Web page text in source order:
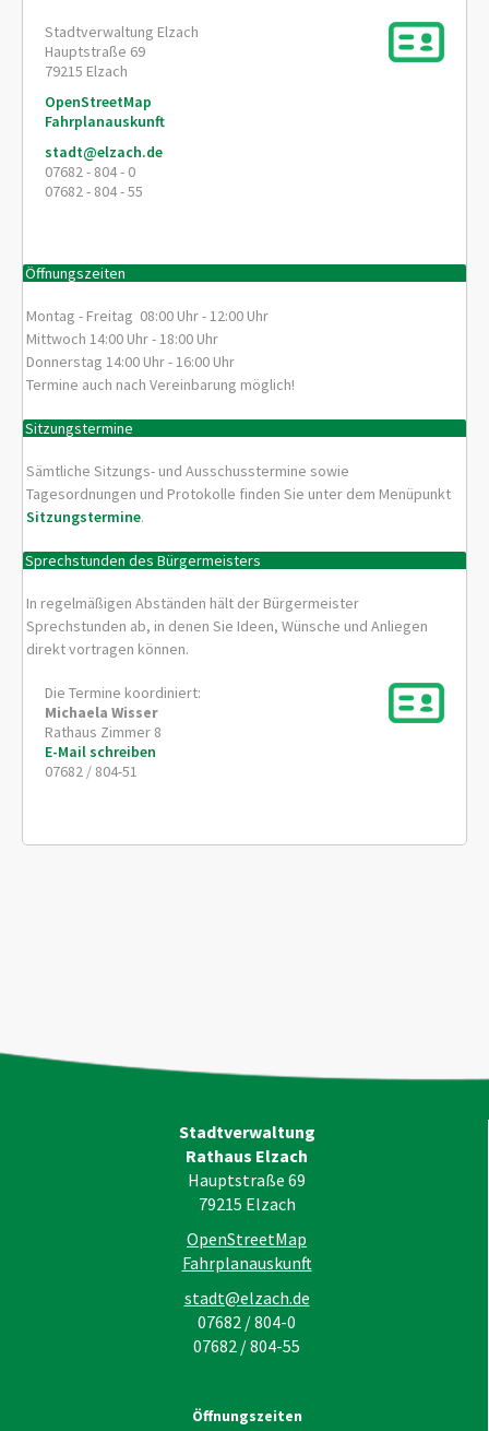
Stadtverwaltung Elzach
Hauptstraße 69
79215 Elzach
OpenStreetMap
Fahrplanauskunft
stadt@elzach.de
07682 - 804 - 0
07682 - 804 - 55
Öffnungszeiten
Montag - Freitag 08:00 Uhr - 12:00 Uhr
Mittwoch 14:00 Uhr - 18:00 Uhr
Donnerstag 14:00 Uhr - 16:00 Uhr
Termine auch nach Vereinbarung möglich!
Sitzungstermine
Sämtliche Sitzungs- und Ausschusstermine sowie
Tagesordnungen und Protokolle finden Sie unter dem Menüpunkt
Sitzungstermine.
Sprechstunden des Bürgermeisters
In regelmäßigen Abständen hält der Bürgermeister
Sprechstunden ab, in denen Sie Ideen, Wünsche und Anliegen
direkt vortragen können.
Die Termine koordiniert:
Michaela Wisser
Rathaus Zimmer 8
E-Mail schreiben
07682 / 804-51
Stadtverwaltung
Rathaus Elzach
Hauptstraße 69
79215 Elzach
OpenStreetMap
Fahrplanauskunft
stadt@elzach.de
07682 / 804-0
07682 / 804-55
Öffnungszeiten